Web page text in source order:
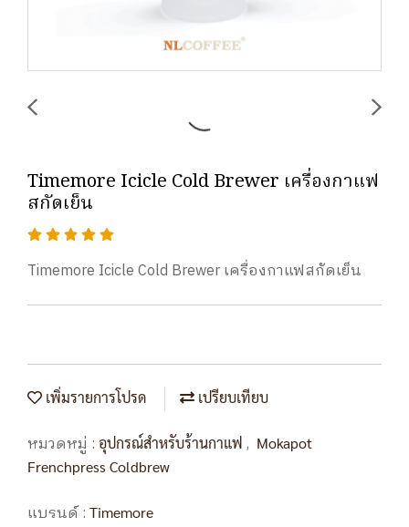
Timemore Icicle Cold Brewer เครื่องกาแฟ
สกัดเย็น
Timemore Icicle Cold Brewer เครื่องกาแฟสกัดเย็น
เพิ่มรายการโปรด เปรียบเทียบ
หมวดหมู่ : อุปกรณ์สำหรับร้านกาแฟ , Mokapot
Frenchpress Coldbrew
แบรนด์ : Timemore